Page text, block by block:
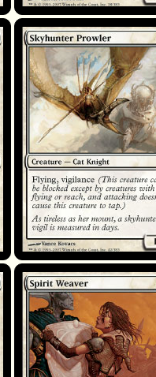
Rôdeuse chasseciel
Tisseuse d'esprit